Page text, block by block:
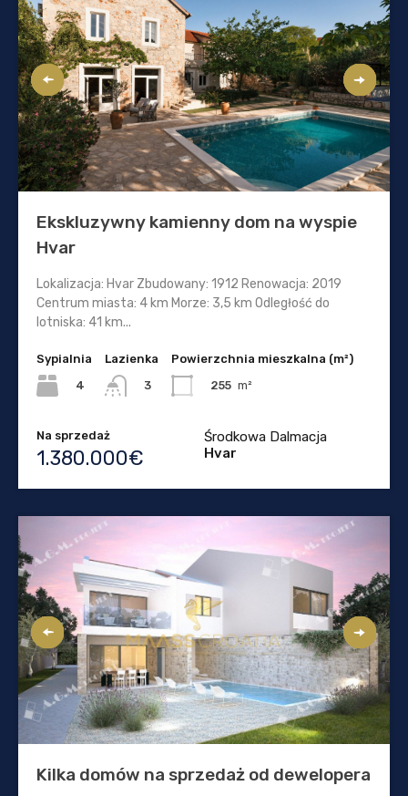
Ekskluzywny kamienny dom na wyspie
Hvar
Lokalizacja: Hvar Zbudowany: 1912 Renowacja: 2019
Centrum miasta: 4 km Morze: 3,5 km Odległość do
lotniska: 41 km...
Sypialnia
4
Lazienka
3
Powierzchnia mieszkalna (m²)
255 m²
Na sprzedaż
1.380.000€
Środkowa Dalmacja
Hvar
Kilka domów na sprzedaż od dewelopera